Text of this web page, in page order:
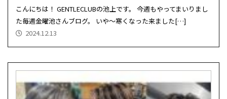
こんにちは！ GENTLECLUBの池上です。 今週もやってまいりまし
た毎週金曜池さんブログ。 いや～寒くなった来ました[…]
2024.12.13